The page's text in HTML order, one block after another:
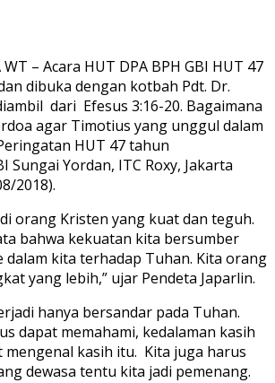
WT – Acara HUT DPA BPH GBI HUT 47
dibuka dengan kotbah Pdt. Dr.
dari Efesus 3:16-20. Bagaimana
agar Timotius yang unggul dalam
HUT 47 tahun
Sungai Yordan, ITC Roxy, Jakarta
2018).
orang Kristen yang kuat dan teguh.
bahwa kekuatan kita bersumber
dalam kita terhadap Tuhan. Kita orang
yang lebih,” ujar Pendeta Japarlin.
hanya bersandar pada Tuhan.
dapat memahami, kedalaman kasih
mengenal kasih itu. Kita juga harus
dewasa tentu kita jadi pemenang.